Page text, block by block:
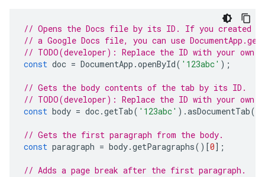
// Opens the Docs file by its ID. If you created
// a Google Docs file, you can use
// TODO(developer): Replace the ID with your own.
const doc = DocumentApp .openById( '123abc' );
// Gets the body contents of the tab by its ID.
// TODO(developer): Replace the ID with your own.
const body = doc.getTab( '123abc' ).asDocumentTab().
// Gets the first paragraph from the body.
const paragraph = body.getParagraphs()[0];
// Adds a page break after the first paragraph.